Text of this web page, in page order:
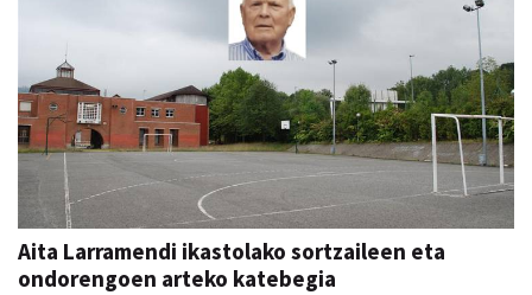
Aita Larramendi ikastolako sortzaileen eta
ondorengoen arteko katebegia